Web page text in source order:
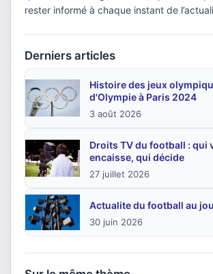
rester informé à chaque instant de
Derniers articles
Histoire des jeux
d'Olympie à Paris 2024
3 août 2026
Droits TV du football : qui
encaisse, qui décide
27 juillet 2026
Actualite du football au
30 juin 2026